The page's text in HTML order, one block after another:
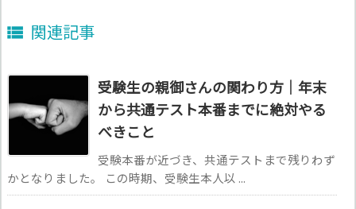
 関連記事
受験生の親御さんの関わり方｜年末
から共通テスト本番までに絶対やる
べきこと
受験本番が近づき、共通テストまで残りわず
かとなりました。 この時期、受験生本人以 ...